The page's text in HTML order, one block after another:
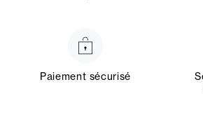
Paiement sécurisé